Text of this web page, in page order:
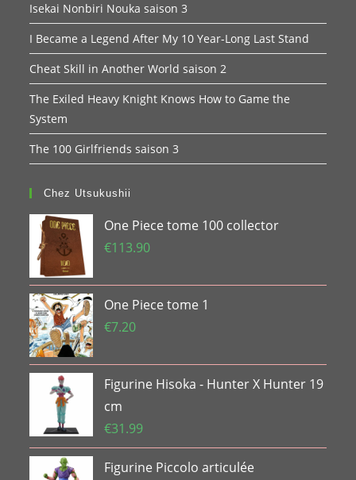
Isekai Nonbiri Nouka saison 3
I Became a Legend After My 10 Year-Long Last Stand
Cheat Skill in Another World saison 2
The Exiled Heavy Knight Knows How to Game the
System
The 100 Girlfriends saison 3
Chez Utsukushii
One Piece tome 100 collector
€113.90
One Piece tome 1
€7.20
Figurine Hisoka - Hunter X Hunter 19
cm
€31.99
Figurine Piccolo articulée